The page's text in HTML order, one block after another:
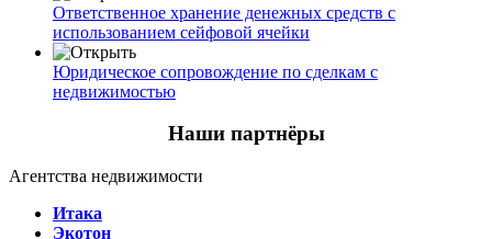
Ответственное хранение денежных средств с
использованием сейфовой ячейки
Юридическое сопровождение по сделкам с
недвижимостью
Наши партнёры
Агентства недвижимости
Итака
Экотон